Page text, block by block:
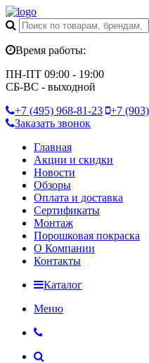
Время работы:
ПН-ПТ 09:00 - 19:00
СБ-ВС - выходной
+7 (495) 968-81-23 +7 (903)
Заказать звонок
Главная
Акции и скидки
Новости
Обзоры
Оплата и доставка
Сертификаты
Монтаж
Порошковая покраска
О Компании
Контакты
Каталог
Меню